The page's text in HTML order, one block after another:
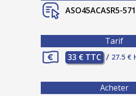
ASO45ACASR5-
Tarif
33 € TTC / 27.5 €
Acheter